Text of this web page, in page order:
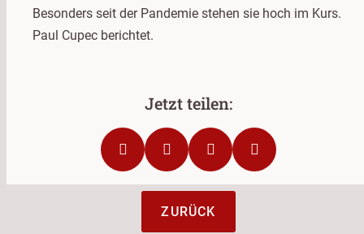
Besonders seit der Pandemie stehen sie hoch im Kurs.
Paul Cupec berichtet.
ZURÜCK